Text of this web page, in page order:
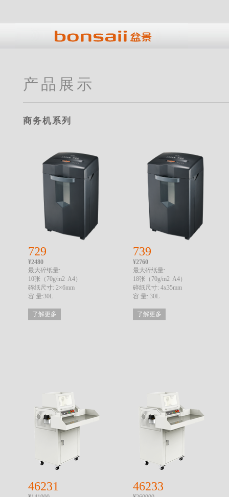
产品展示
商务机系列
729
¥2480
最大碎纸量:
10张（70g/m2 A4）
碎纸尺寸: 2×6mm
容 量:30L
了解更多
739
¥2760
最大碎纸量:
18张（70g/m2 A4）
碎纸尺寸: 4x35mm
容 量: 30L
了解更多
46231 46233